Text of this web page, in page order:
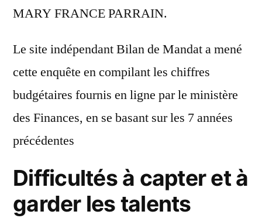
MARY FRANCE PARRAIN.
Le site indépendant Bilan de Mandat a mené
cette enquête en compilant les chiffres
budgétaires fournis en ligne par le ministère
des Finances, en se basant sur les 7 années
précédentes
Difficultés à capter et à
garder les talents